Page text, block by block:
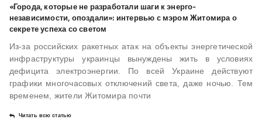
«Города, которые не разработали шаги к энерго­
независимости, опоздали»: интервью с мэром Житомира о
секрете успеха со светом
Из-за российских ракетных атак на объекты энергетической
инфраструктуры украинцы вынуждены жить в условиях
дефицита электроэнергии. По всей Украине действуют
графики многочасовых отключений света, даже ночью. Тем
временем, жители Житомира почти
Читать всю статью